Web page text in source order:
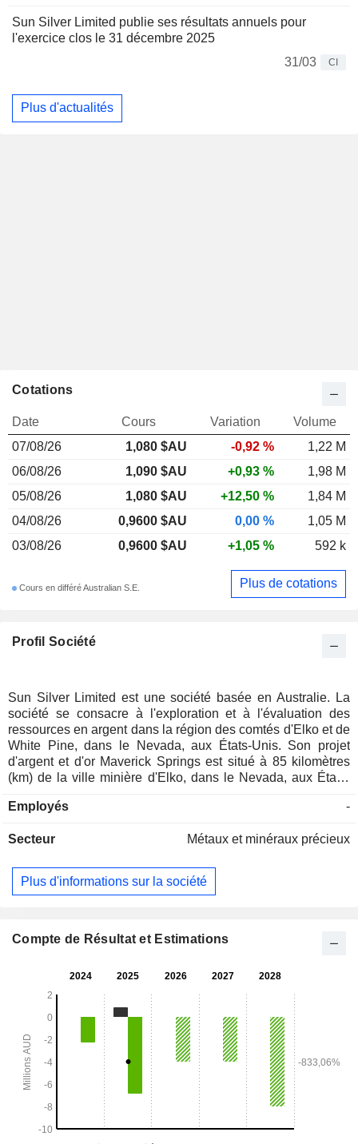
Sun Silver Limited publie ses résultats annuels pour
l'exercice clos le 31 décembre 2025
31/03
CI
Plus d'actualités
Profil Société
Sun Silver Limited est une société basée en Australie. La
société se consacre à l'exploration et à l'évaluation des
ressources en argent dans la région des comtés d'Elko et de
White Pine, dans le Nevada, aux États-Unis. Son projet
d'argent et d'or Maverick Springs est situé à 85 kilomètres
(km) de la ville minière d'Elko, dans le Nevada, aux États-
et est entouré de plusieurs exploitations minières d'or et
proximité de la prolifique zone de Carlin, recèle des
Comité mixte sur les réserves minérales, de 237 millions de
tonnes (Mt) titrant 45,5 grammes par tonne (g/t) d’argent (Ag)
Sa minéralisation est hébergée dans des roches
associée à des minéraux comme la pyrite, l’arsénopyrite et
Employés -
Secteur Métaux et minéraux précieux
Plus d'informations sur la société
Cotations
Date Cours Variation
Volume
07/08/26
1,080 $AU -0,92 %
1,22 M
06/08/26
1,090 $AU +0,93 %
1,98 M
05/08/26
1,080 $AU +12,50 %
1,84 M
04/08/26
0,9600 $AU 0,00 %
1,05 M
03/08/26
0,9600 $AU +1,05 % 592 k
Cours en différé Australian S.E. Plus de cotations
Compte de Résultat et Estimations